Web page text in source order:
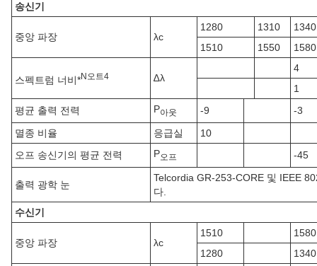
송신기
중앙 파장 λc
1280 1310
1340
1510
1550 1580
스펙트럼 너비*N 오트4 ∆λ
4
1
평균 출력 전력
P아웃 -9
-3
멸종 비율
응급실
10
오프 송신기의 평균 전력
P오프 -45
출력 광학 눈
Telcordia GR-253-CORE 및 IEEE
다.
수신기
중앙 파장 λc
1510
1580
1280
1340